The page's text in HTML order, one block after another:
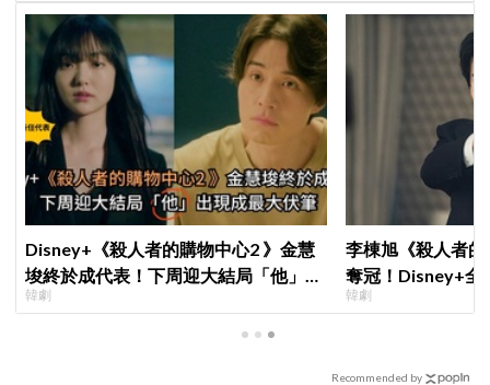
Disney+《殺人者的購物中心2 》金慧
埈終於成代表！下周迎大結局「他」出
現成最大伏筆
韓劇
李棟旭《殺人者
奪冠！Disney+全
紀錄
韓劇
Recommended by